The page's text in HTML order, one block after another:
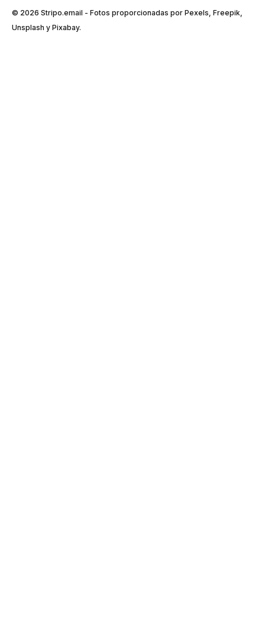
© 2026 Stripо.email - Fotos proporcionadas por Pexels, Freepik,
Unsplash y Pixabay.